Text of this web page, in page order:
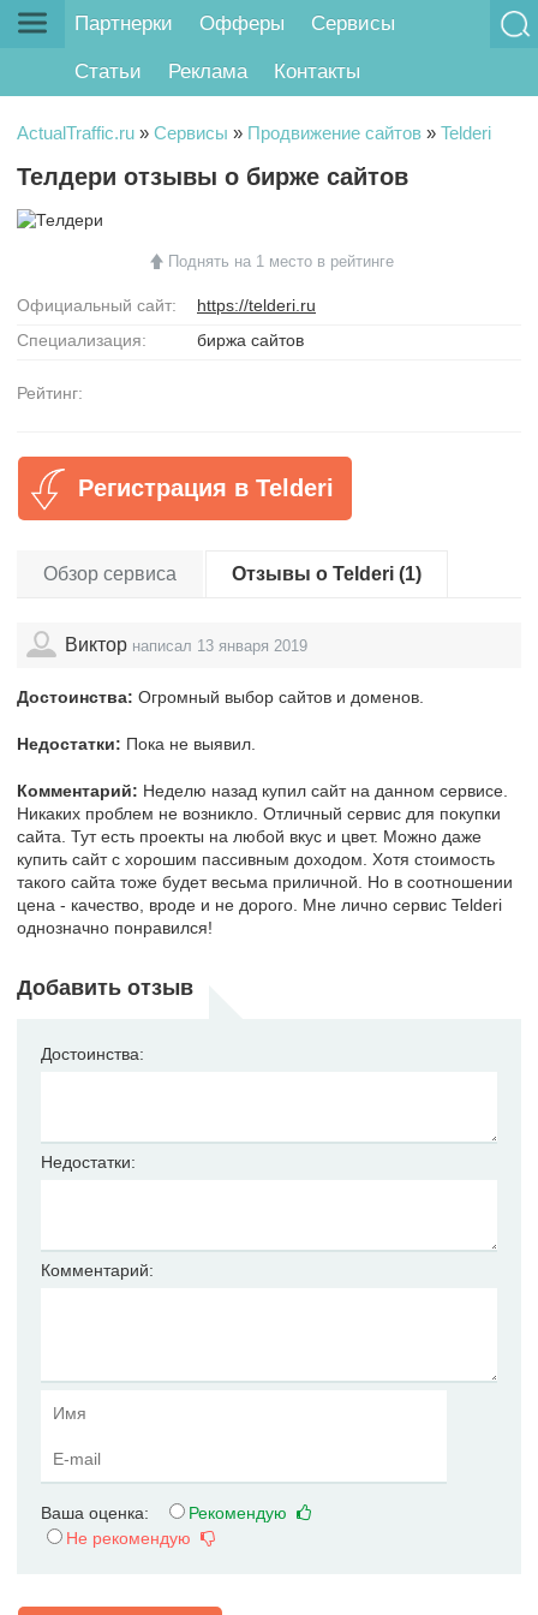
Партнерки Офферы Сервисы
Статьи Реклама Контакты
ActualTraffic.ru » Сервисы » Продвижение сайтов » Telderi
Телдери отзывы о бирже сайтов
Поднять на 1 место в рейтинге
Официальный сайт:
https://telderi.ru
Специализация:
биржа сайтов
Рейтинг:
Регистрация в Telderi
Обзор сервиса Отзывы о Telderi (1)
Виктор написал 13 января 2019
Достоинства: Огромный выбор сайтов и доменов.
Недостатки: Пока не выявил.
Комментарий: Неделю назад купил сайт на данном сервисе.
Никаких проблем не возникло. Отличный сервис для покупки
сайта. Тут есть проекты на любой вкус и цвет. Можно даже
купить сайт с хорошим пассивным доходом. Хотя стоимость
такого сайта тоже будет весьма приличной. Но в соотношении
цена - качество, вроде и не дорого. Мне лично сервис Telderi
однозначно понравился!
Добавить отзыв
Достоинства:
Недостатки:
Комментарий:
Ваша оценка:
Рекомендую
Не рекомендую